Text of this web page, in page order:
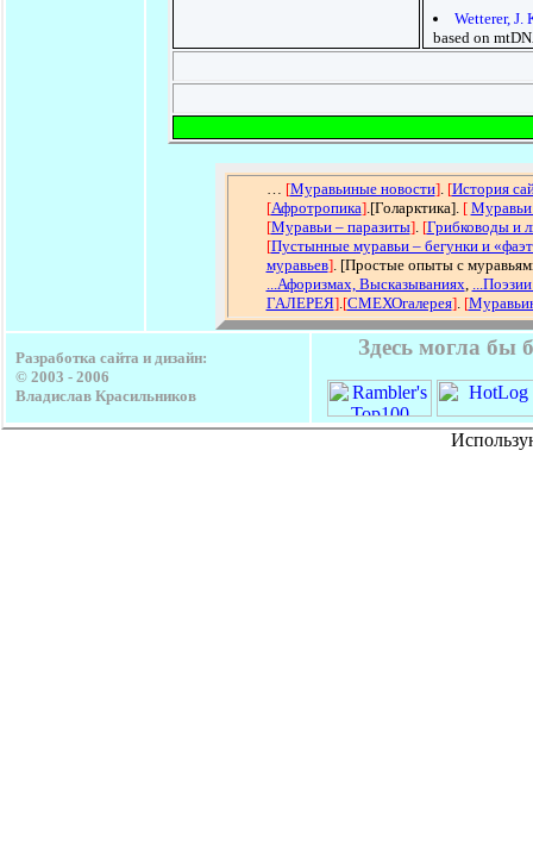
Wetterer, J.
based on
[Муравьиные новости]. [История
[Афротропика].[Голарктика]. [
[Муравьи – паразиты]. [Грибководы и
[Пустынные муравьи – бегунки и
муравьев]. [Простые опыты с
...Афоризмах, Высказываниях
ГАЛЕРЕЯ]. [СМЕХОгалерея]. [
Разработка сайта и дизайн:
© 2003 - 2006
Владислав Красильников
Здесь могла бы